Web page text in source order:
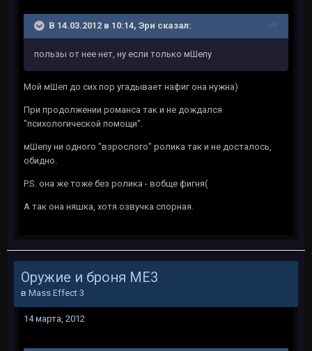
В 14.03.2012 в 10:14, Эри сказал:
пользы от нее нет, ну если только мШепу
Мой мШеп до сих пор угадывает нафиг она нужна)
При продолжении романса так и не дождался
"психологической помощи".
мШепу ни одного "взрослого" ролика так и не досталось,
обидно.
P.S. она же тоже без ролика - вобще фигня(
А так она няшка, хотя озвучка спорная.
Оружие и броня ME3
в Mass Effect 3
14 марта, 2012